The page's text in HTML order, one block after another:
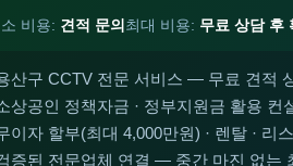
비용: 견적 문의 최대 비용: 무료 상담 후
산구 CCTV 전문 서비스 — 무료 견적
상공인 정책자금 · 정부지원금 활용 컨
이자 할부(최대 4,000만원) · 렌탈 · 리
증된 전문업체 연결 — 중간 마진 없는